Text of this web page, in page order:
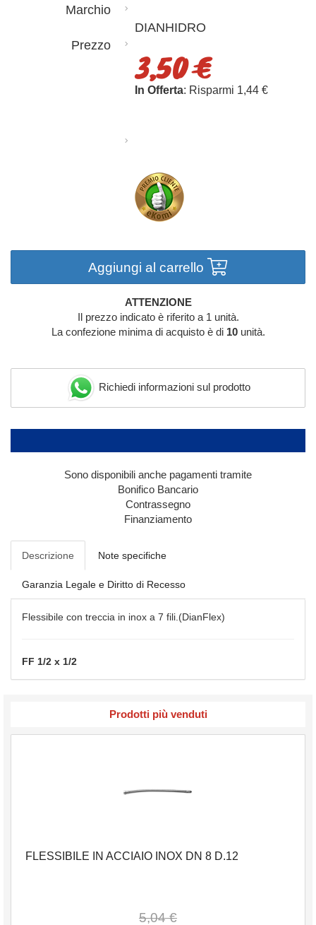
Marchio
DIANHIDRO
Prezzo
3,50 €
In Offerta: Risparmi 1,44 €
Aggiungi al carrello
ATTENZIONE
Il prezzo indicato è riferito a 1 unità.
La confezione minima di acquisto è di 10unità.
Richiedi informazioni sul prodotto
Sono disponibili anche pagamenti tramite
Bonifico Bancario
Contrassegno
Finanziamento
Descrizione Note specifiche
Garanzia Legale e Diritto di Recesso
Flessibile con treccia in inox a 7 fili.(DianFlex)
FF 1/2 x 1/2
Prodotti più venduti
FLESSIBILE IN ACCIAIO INOX DN 8 D.12
5,04 €